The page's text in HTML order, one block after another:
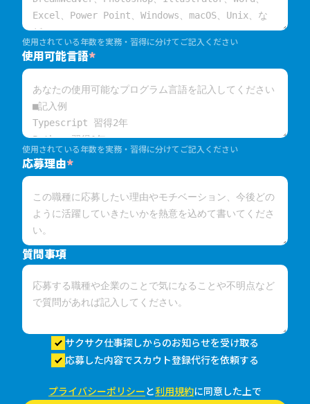
使用されている年数を実務・習得に分けてご記入ください
使用可能言語*
使用されている年数を実務・習得に分けてご記入ください
応募理由*
質問事項
サクサク仕事探しからのお知らせを受け取る
応募した内容でスカウト登録代行を依頼する
プライバシーポリシーと利用規約に同意した上で